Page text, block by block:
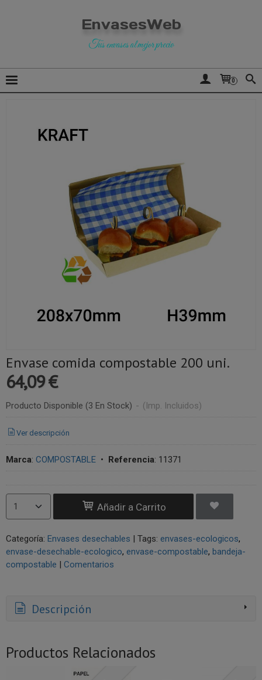
EnvasesWeb
Tus envases al mejor precio
0
Envase comida compostable 200 uni.
64,09 €
Producto Disponible (3 En Stock) - (Imp. Incluidos)
Ver descripción
Marca: COMPOSTABLE • Referencia: 11371
Añadir a Carrito
Categoría: Envases desechables | Tags: envases-ecologicos
envase-desechable-ecologico envase-compostable bandeja-
compostable | Comentarios
Descripción
Productos Relacionados